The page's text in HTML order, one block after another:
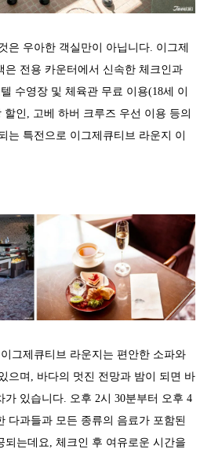
은 우아한 객실만이 아닙니다. 이그제
은 전용 카운터에서 신속한 체크인과
수영장 및 체육관 무료 이용(18세 이
인, 고베 하버 크루즈 우선 이용 등의
는 특전으로 이그제큐티브 라운지 이
그제큐티브 라운지는 편안한 소파와
으며, 바다의 멋진 전망과 밤이 되면 바
가 있습니다. 오후 2시 30분부터 오후 4
다과들과 모든 종류의 음료가 포함된
되는데요, 체크인 후 여유로운 시간을